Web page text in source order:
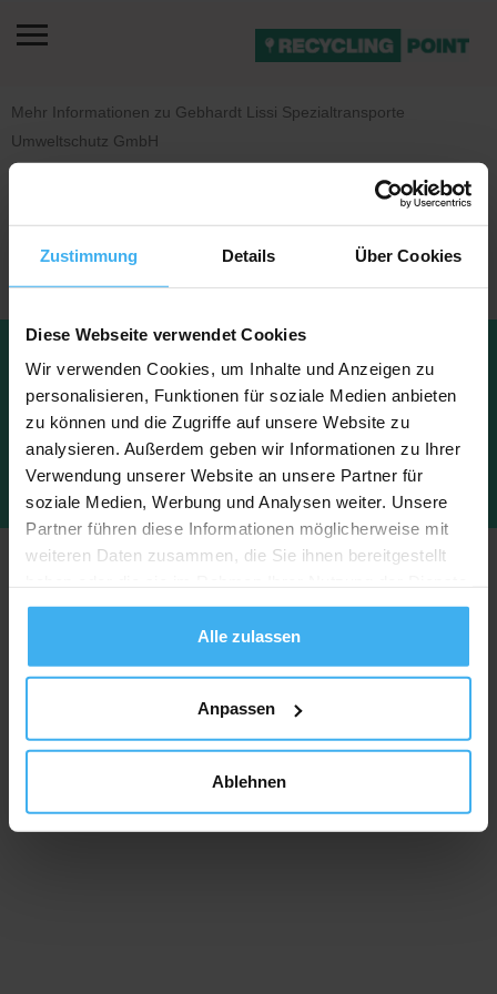
Zustimmung Details Über Cookies
Diese Webseite verwendet Cookies
Wir verwenden Cookies, um Inhalte und Anzeigen zu
personalisieren, Funktionen für soziale Medien anbieten
zu können und die Zugriffe auf unsere Website zu
analysieren. Außerdem geben wir Informationen zu Ihrer
Verwendung unserer Website an unsere Partner für
soziale Medien, Werbung und Analysen weiter. Unsere
Partner führen diese Informationen möglicherweise mit
weiteren Daten zusammen, die Sie ihnen bereitgestellt
gesammelt haben.
Alle zulassen
Anpassen
Ablehnen
Mehr Informationen zu Gebhardt Lissi Spezialtransporte
Umweltschutz GmbH
Es sind noch keine Bilder vorhanden.
Copyright © 2023 Recyclingpoint